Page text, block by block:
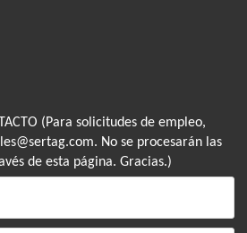
(Para solicitudes de empleo,
No se procesarán las
de esta página. Gracias.)